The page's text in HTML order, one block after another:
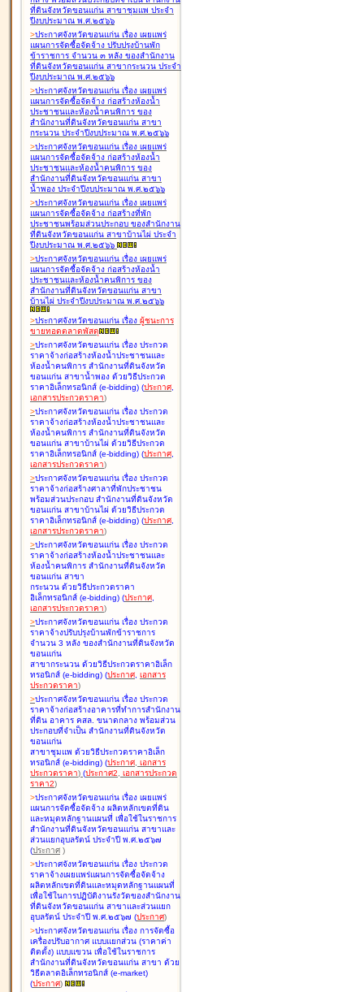
ที่ดินจังหวัดขอนแก่น สาขาชุมแพ ประจำ
ปีงบประมาณ พ.ศ.๒๕๖๖
>ประกาศจังหวัดขอนแก่น เรื่อง เผยแพร่
แผนการจัดซื้อจัดจ้าง ปรับปรุงบ้านพัก
ข้าราชการ จำนวน ๓ หลัง ของสำนักงาน
ที่ดินจังหวัดขอนแก่น สาขากระนวน ประจำ
ปีงบประมาณ พ.ศ.๒๕๖๖
>ประกาศจังหวัดขอนแก่น เรื่อง เผยแพร่
แผนการจัดซื้อจัดจ้าง ก่อสร้างห้องน้ำ
ประชาชนและห้องน้ำคนพิการ ของ
สำนักงานที่ดินจังหวัดขอนแก่น สาขา
กระนวน ประจำปีงบประมาณ พ.ศ.๒๕๖๖
>ประกาศจังหวัดขอนแก่น เรื่อง เผยแพร่
แผนการจัดซื้อจัดจ้าง ก่อสร้างห้องน้ำ
ประชาชนและห้องน้ำคนพิการ ของ
สำนักงานที่ดินจังหวัดขอนแก่น สาขา
น้ำพอง ประจำปีงบประมาณ พ.ศ.๒๕๖๖
>ประกาศจังหวัดขอนแก่น เรื่อง เผยแพร่
แผนการจัดซื้อจัดจ้าง ก่อสร้างที่พัก
ประชาชนพร้อมส่วนประกอบ ของสำนักงาน
ที่ดินจังหวัดขอนแก่น สาขาบ้านไผ่ ประจำ
ปีงบประมาณ พ.ศ.๒๕๖๖
>ประกาศจังหวัดขอนแก่น เรื่อง เผยแพร่
แผนการจัดซื้อจัดจ้าง ก่อสร้างห้องน้ำ
ประชาชนและห้องน้ำคนพิการ ของ
สำนักงานที่ดินจังหวัดขอนแก่น สาขา
บ้านไผ่ ประจำปีงบประมาณ พ.ศ.๒๕๖๖
>ประกาศจังหวัดขอนแก่น เรื่อง ผู้ชนะการ
ขายทอดตลาดพัสดุ
>ประกาศจังหวัดขอนแก่น เรื่อง ประกวด
ราคาจ้างก่อสร้างห้องน้ำประชาชนและ
ห้องน้ำคนพิการ สำนักงานที่ดินจังหวัด
ขอนแก่น สาขาน้ำพอง ด้วยวิธีประกวด
ราคาอิเล็กทรอนิกส์ (e-bidding) (ประกาศ,
เอกสารประกวดราคา)
>ประกาศจังหวัดขอนแก่น เรื่อง ประกวด
ราคาจ้างก่อสร้างห้องน้ำประชาชนและ
ห้องน้ำคนพิการ สำนักงานที่ดินจังหวัด
ขอนแก่น สาขาบ้านไผ่ ด้วยวิธีประกวด
ราคาอิเล็กทรอนิกส์ (e-bidding) (ประกาศ,
เอกสารประกวดราคา)
>ประกาศจังหวัดขอนแก่น เรื่อง ประกวด
ราคาจ้างก่อสร้างศาลาที่พักประชาชน
พร้อมส่วนประกอบ สำนักงานที่ดินจังหวัด
ขอนแก่น สาขาบ้านไผ่ ด้วยวิธีประกวด
ราคาอิเล็กทรอนิกส์ (e-bidding) (ประกาศ,
เอกสารประกวดราคา)
>ประกาศจังหวัดขอนแก่น เรื่อง ประกวด
ราคาจ้างก่อสร้างห้องน้ำประชาชนและ
ห้องน้ำคนพิการ สำนักงานที่ดินจังหวัด
ขอนแก่น สาขา
กระนวน ด้วยวิธีประกวดราคา
อิเล็กทรอนิกส์ (e-bidding) (ประกาศ,
เอกสารประกวดราคา)
>ประกาศจังหวัดขอนแก่น เรื่อง ประกวด
ราคาจ้างปรับปรุงบ้านพักข้าราชการ
จำนวน 3 หลัง ของสำนักงานที่ดินจังหวัด
ขอนแก่น
สาขากระนวน ด้วยวิธีประกวดราคาอิเล็ก
ทรอนิกส์ (e-bidding) (ประกาศ, เอกสาร
ประกวดราคา)
>ประกาศจังหวัดขอนแก่น เรื่อง ประกวด
ราคาจ้างก่อสร้างอาคารที่ทำการสำนักงาน
ที่ดิน อาคาร คสล. ขนาดกลาง พร้อมส่วน
ประกอบที่จำเป็น สำนักงานที่ดินจังหวัด
ขอนแก่น
สาขาชุมแพ ด้วยวิธีประกวดราคาอิเล็ก
ทรอนิกส์ (e-bidding) (ประกาศ, เอกสาร
ประกวดราคา) (ประกาศ2, เอกสารประกวด
ราคา2)
>ประกาศจังหวัดขอนแก่น เรื่อง เผยแพร่
แผนการจัดซื้อจัดจ้าง ผลิตหลักเขตที่ดิน
และหมุดหลักฐานแผนที่ เพื่อใช้ในราชการ
สำนักงานที่ดินจังหวัดขอนแก่น สาขาและ
ส่วนแยกอุบลรัตน์ ประจำปี พ.ศ.๒๕๖๗
(ประกาศ )
>ประกาศจังหวัดขอนแก่น เรื่อง ประกวด
ราคาจ้างเผยแพร่แผนการจัดซื้อจัดจ้าง
ผลิตหลักเขตที่ดินและหมุดหลักฐานแผนที่
เพื่อใช้ในการปฏิบัติงานรังวัดของสำนักงาน
ที่ดินจังหวัดขอนแก่น สาขาและส่วนแยก
อุบลรัตน์ ประจำปี พ.ศ.๒๕๖๗ (ประกาศ)
>ประกาศจังหวัดขอนแก่น เรื่อง การจัดซื้อ
เครื่องปรับอากาศ แบบแยกส่วน (ราคาค่า
ติดตั้ง) แบบแขวน เพื่อใช้ในราชการ
สำนักงานที่ดินจังหวัดขอนแก่น สาขา ด้วย
วิธีตลาดอิเล็กทรอนิกส์ (e-market)
(ประกาศ)